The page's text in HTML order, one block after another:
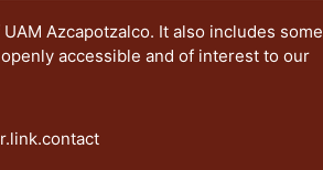
Azcapotzalco. It also includes some
accessible and of interest to our